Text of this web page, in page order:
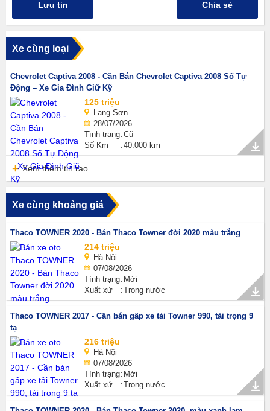
Lưu tin Chia sẻ
Xe cùng loại
Chevrolet Captiva 2008 - Cần Bán Chevrolet Captiva 2008 Số Tự
Động – Xe Gia Đình Giữ Kỹ
125 triệu
Lạng Sơn
28/07/2026
Tình trạng Cũ
Số Km
40.000 km
Xem thêm tin rao
Xe cùng khoảng giá
Thaco TOWNER 2020 - Bán Thaco Towner đời 2020 màu trắng
214 triệu
Hà Nội
07/08/2026
Tình trạng Mới
Xuất xứ
Trong nước
Thaco TOWNER 2017 - Cần bán gấp xe tải Towner 990, tải trọng 9
tạ
216 triệu
Hà Nội
07/08/2026
Tình trạng Mới
Xuất xứ
Trong nước